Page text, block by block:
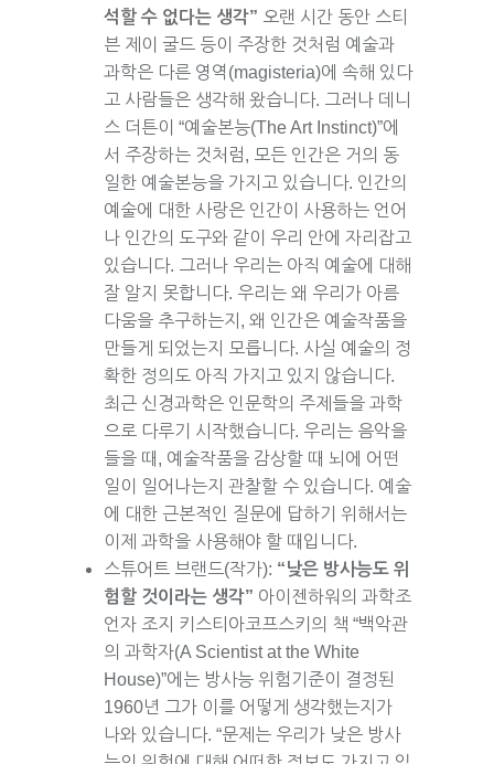
석할 수 없다는 생각” 오랜 시간 동안 스티
븐 제이 굴드 등이 주장한 것처럼 예술과
과학은 다른 영역(magisteria)에 속해 있다
고 사람들은 생각해 왔습니다. 그러나 데니
스 더튼이 “예술본능(The Art Instinct)”에
서 주장하는 것처럼, 모든 인간은 거의 동
일한 예술본능을 가지고 있습니다. 인간의
예술에 대한 사랑은 인간이 사용하는 언어
나 인간의 도구와 같이 우리 안에 자리잡고
있습니다. 그러나 우리는 아직 예술에 대해
잘 알지 못합니다. 우리는 왜 우리가 아름
다움을 추구하는지, 왜 인간은 예술작품을
만들게 되었는지 모릅니다. 사실 예술의 정
확한 정의도 아직 가지고 있지 않습니다.
최근 신경과학은 인문학의 주제들을 과학
으로 다루기 시작했습니다. 우리는 음악을
들을 때, 예술작품을 감상할 때 뇌에 어떤
일이 일어나는지 관찰할 수 있습니다. 예술
에 대한 근본적인 질문에 답하기 위해서는
이제 과학을 사용해야 할 때입니다.
스튜어트 브랜드(작가): “낮은 방사능도 위
험할 것이라는 생각” 아이젠하워의 과학조
언자 조지 키스티아코프스키의 책 “백악관
의 과학자(A Scientist at the White
House)”에는 방사능 위험기준이 결정된
1960년 그가 이를 어떻게 생각했는지가
나와 있습니다. “문제는 우리가 낮은 방사